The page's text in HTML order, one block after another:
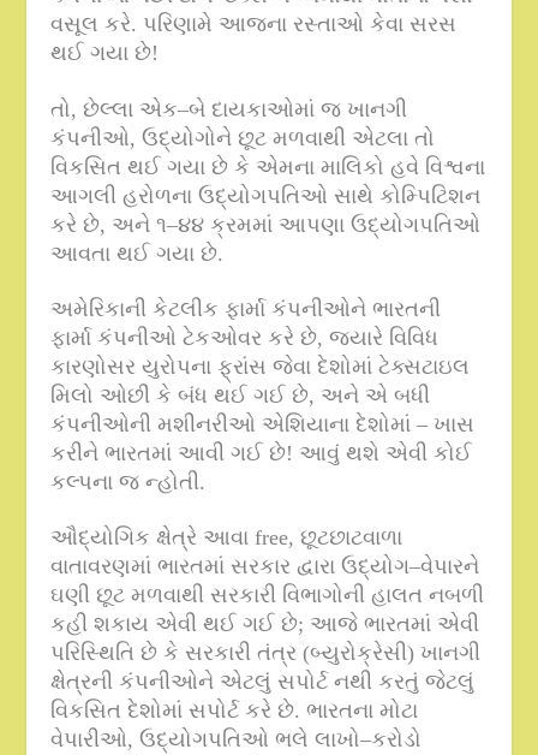
વસૂલ કરે. પરિણામે આજના રસ્તાઓ કેવા સરસ
થઈ ગયા છે!
તો,છેલ્લા એક–બે દાયકાઓમાં જ ખાનગી
કંપનીઓ,ઉદ્યોગોને છૂટ મળવાથી એટલા તો
વિકસિત થઈ ગયા છે કે એમના માલિકો હવે વિશ્વના
આગલી હરોળના ઉદ્યોગપતિઓ સાથે કોમ્પિટિશન
કરે છે, અને ૧–૪૪ ક્રમમાં આપણા ઉદ્યોગપતિઓ
આવતા થઈ ગયા છે.
અમેરિકાની કેટલીક ફાર્મા કંપનીઓને ભારતની
ફાર્મા કંપનીઓ ટેકઓવર કરે છે,જ્યારે વિવિધ
કારણોસર યુરોપના ફ્રાંસ જેવા દેશોમાં ટેક્સટાઇલ
મિલો ઓછી કે બંધ થઈ ગઈ છે, અને એ બધી
કંપનીઓની મશીનરીઓ એશિયાના દેશોમાં – ખાસ
કરીને ભારતમાં આવી ગઈ છે! આવું થશે એવી કોઈ
કલ્પના જ ન્હોતી.
ઔદ્યોગિક ક્ષેત્રે આવાfree,છૂટછાટવાળા
વાતાવરણમાં ભારતમાં સરકાર દ્વારા ઉદ્યોગ–વેપારને
ઘણી છૂટ મળવાથી સરકારી વિભાગોની હાલત નબળી
કહી શકાય એવી થઈ ગઈ છે; આજે ભારતમાં એવી
પરિસ્થિતિ છે કે સરકારી તંત્ર (બ્યુરોક્રેસી) ખાનગી
ક્ષેત્રની કંપનીઓને એટલું સપોર્ટ નથી કરતું જેટલું
વિકસિત દેશોમાં સપોર્ટ કરે છે.ભારતના મોટા
વેપારીઓ,ઉદ્યોગપતિઓ ભલે લાખો–કરોડો